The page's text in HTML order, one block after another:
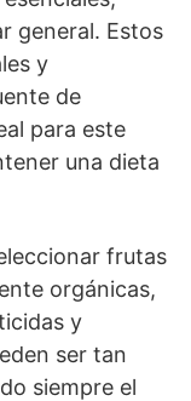
general. Estos
y
de
para este
una dieta
frutas
orgánicas,
y
ser tan
siempre el